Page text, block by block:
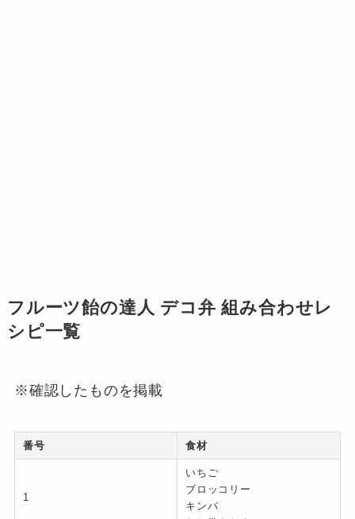
フルーツ飴の達人 デコ弁 組み合わせレ
シピ一覧
※確認したものを掲載
番号 食材
1
いちご
ブロッコリー
キンパ